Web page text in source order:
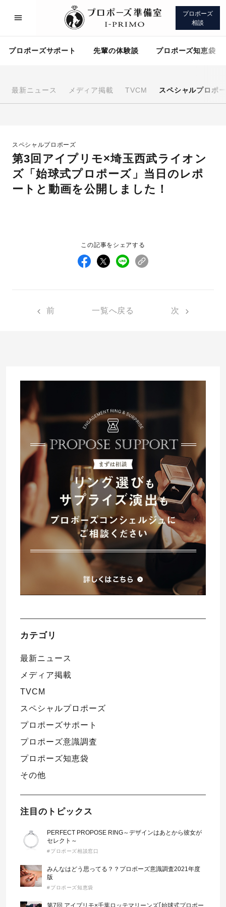
プロポーズ
相談
プロポーズサポート 先輩の体験談 プロポーズ知恵袋
最新ニュース メディア掲載 TVCM スペシャルプロポ
スペシャルプロポーズ
第3回アイプリモ×埼玉西武ライオン
ズ「始球式プロポーズ」当日のレポ
ートと動画を公開しました！
この記事をシェアする
前 一覧へ戻る 次
カテゴリ
最新ニュース
メディア掲載
TVCM
スペシャルプロポーズ
プロポーズサポート
プロポーズ意識調査
プロポーズ知恵袋
その他
注目のトピックス
PERFECT PROPOSE RING～デザインはあとから彼女が
セレクト～
#プロポーズ相談窓口
みんなはどう思ってる？？プロポーズ意識調査2021年度
版
#プロポーズ知恵袋
第7回 アイプリモ×千葉ロッテマリーンズ｢始球式プロポー
プロポーズサポート 先輩の体験談
プロポーズ知恵袋
プロポーズサポートの流れ
プロポーズアイテム
®
プロポーズシチュエーション診断
婚約指輪マッチング診断
プロポーズプラン検索
ダイヤモンドの品質とは？
プロポーズの方法
タイミング
プレゼント
場所
言葉
エピソード
I-PRIMO公式サイト
I-PRIMO公式オンラインショップ
Follow us on